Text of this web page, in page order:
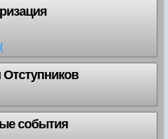
Отступников
события